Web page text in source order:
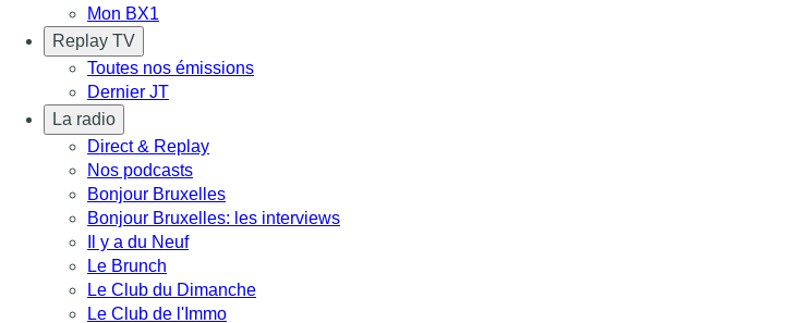
Mon BX1
Replay TV
Toutes nos émissions
Dernier JT
La radio
Direct & Replay
Nos podcasts
Bonjour Bruxelles
Bonjour Bruxelles: les interviews
Il y a du Neuf
Le Brunch
Le Club du Dimanche
Le Club de l'Immo